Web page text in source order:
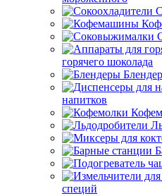
горячего шоколада
напитков
специй